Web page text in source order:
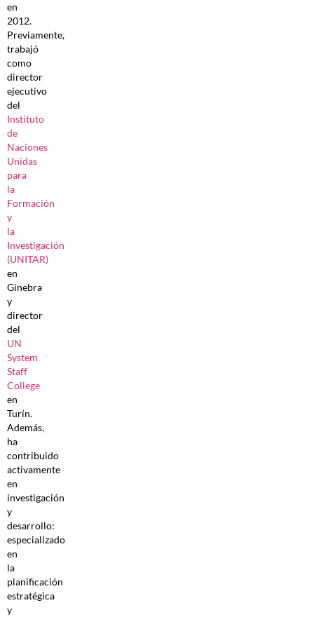
en
2012.
Previamente,
trabajó
como
director
ejecutivo
del
Instituto
de
Naciones
Unidas
para
la
Formación
y
la
Investigación
(UNITAR)
en
Ginebra
y
director
del
UN
System
Staff
College
en
Turín.
Además,
ha
contribuido
activamente
en
investigación
y
desarrollo:
especializado
en
la
planificación
estratégica
y